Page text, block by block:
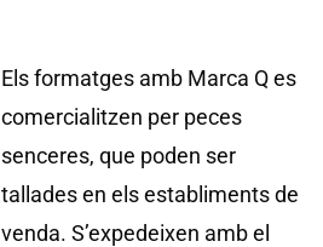
Els formatges amb Marca Q es
comercialitzen per peces
senceres, que poden ser
tallades en els establiments de
venda. S’expedeixen amb el